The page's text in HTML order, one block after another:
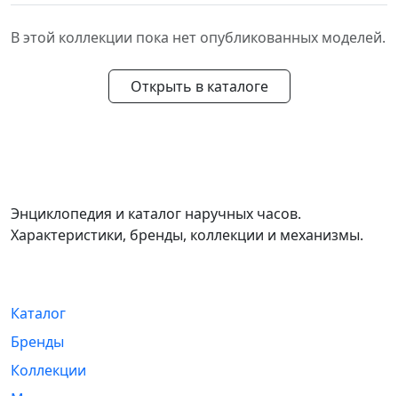
В этой коллекции пока нет опубликованных моделей.
Открыть в каталоге
Энциклопедия и каталог наручных часов.
Характеристики, бренды, коллекции и механизмы.
Каталог
Бренды
Коллекции